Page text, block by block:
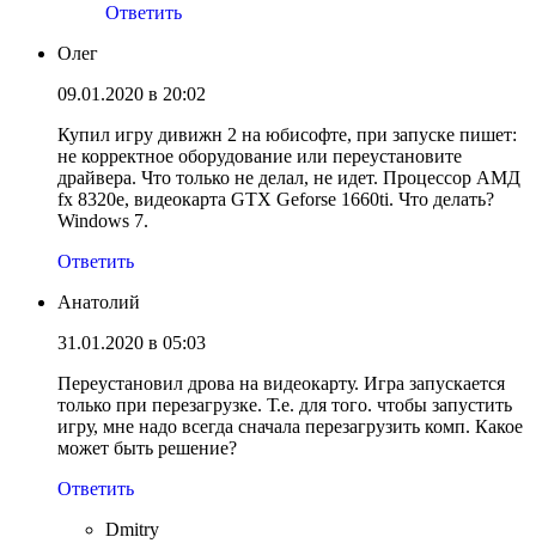
Ответить
Олег
09.01.2020 в 20:02
Купил игру дивижн 2 на юбисофте, при запуске пишет:
не корректное оборудование или переустановите
драйвера. Что только не делал, не идет. Процессор АМД
fx 8320e, видеокарта GTX Geforse 1660ti. Что делать?
Windows 7.
Ответить
Анатолий
31.01.2020 в 05:03
Переустановил дрова на видеокарту. Игра запускается
только при перезагрузке. Т.е. для того. чтобы запустить
игру, мне надо всегда сначала перезагрузить комп. Какое
может быть решение?
Ответить
Dmitry